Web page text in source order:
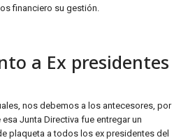
financiero su gestión.
a Ex presidentes
nos debemos a los antecesores, por
Junta Directiva fue entregar un
plaqueta a todos los ex presidentes del